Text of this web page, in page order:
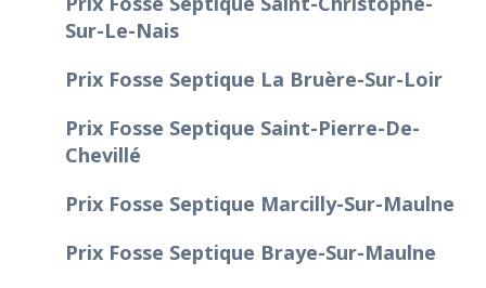
Sur-Le-Nais
Prix Fosse Septique La Bruère-Sur-Loir
Prix Fosse Septique Saint-Pierre-De-
Chevillé
Prix Fosse Septique Marcilly-Sur-Maulne
Prix Fosse Septique Braye-Sur-Maulne